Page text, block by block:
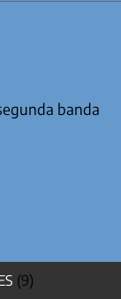
banda
(9)